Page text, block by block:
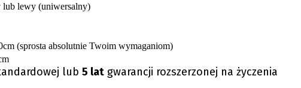
lub lewy (uniwersalny)
(sprosta absolutnie Twoim wymaganiom)
lub 5 latgwarancji rozszerzonej na życzenia